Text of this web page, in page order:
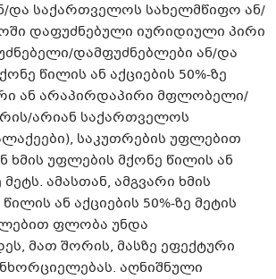
და საქართველოს სახელმწიფო ან/
დაფუძნებული იურიდიული პირი
დამფუძნებლები ან/და
წილის ან აქციების 50%-ზე
ან არაპირდაპირი მფლობელი/
არიან საქართველოს
საკუთრების უფლებით
უფლების მქონე წილის ან
მეტს. ამასთან, ამგვარი ხმის
ან აქციების 50%-ზე მეტის
ფლობა უნდა
მათ შორის, მასზე ეფექტური
აღნიშნული